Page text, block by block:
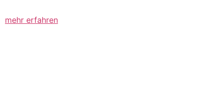
mehr erfahren